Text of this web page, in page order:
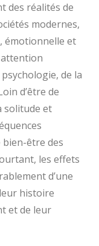
des réalités de
modernes,
émotionnelle et
attention
de la
d’être de
solitude et
être des
les effets
d’une
histoire
et de leur